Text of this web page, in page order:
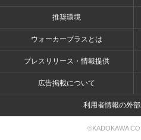
推奨環境
ウォーカープラスとは
プレスリリース・情報提供
広告掲載について
利用者情報の外
©KADOKAWA